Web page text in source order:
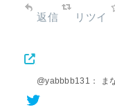
返信 リツイ
@yabbbb131： ま